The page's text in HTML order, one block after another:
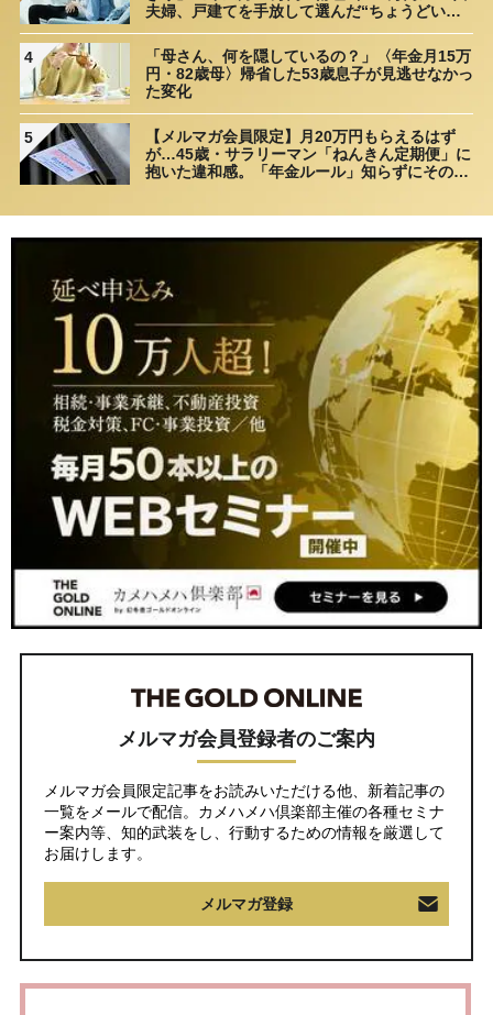
夫婦、戸建てを手放して選んだ“ちょうどいい
4
「母さん、何を隠しているの？」〈年金月15万
円・82歳母〉帰省した53歳息子が見逃せなかっ
た変化
5
【メルマガ会員限定】月20万円もらえるはず
が…45歳・サラリーマン「ねんきん定期便」に
抱いた違和感。「年金ルール」知らずにそのま
メルマガ会員登録者のご案内
メルマガ会員限定記事をお読みいただける他、新着記事の
一覧をメールで配信。カメハメハ倶楽部主催の各種セミナ
ー案内等、知的武装をし、行動するための情報を厳選して
お届けします。
メルマガ登録